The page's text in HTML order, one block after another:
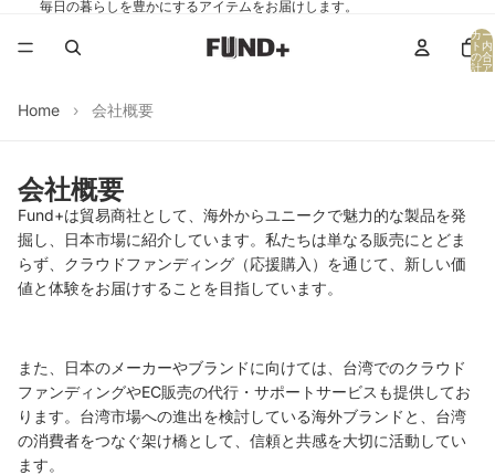
毎日の暮らしを豊かにするアイテムをお届けします。
カー
ト内
の合
計ア
Home 会社概要
会社概要
Fund+は貿易商社として、 海外からユニークで魅力的な製品を発
掘し、
日本市場に紹介しています。私たちは単なる販売にとどま
らず、 クラウドファンディング（応援購入）を通じて、 新しい価
値と体験をお届けすることを目指しています。
また、日本のメーカーやブランドに向けては、 台湾でのクラウド
ファンディングやEC販売の代行・ サポートサービスも提供してお
ります。 台湾市場への進出を検討している海外ブランドと、 台湾
の消費者をつなぐ架け橋として、 信頼と共感を大切に活動してい
ます。